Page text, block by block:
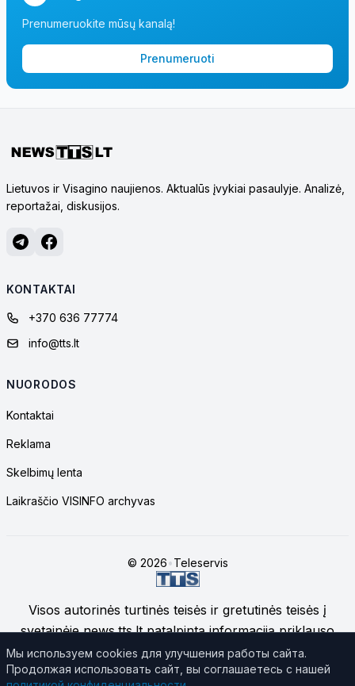
Prenumeruokite mūsų kanalą!
Prenumeruoti
Lietuvos ir Visagino naujienos. Aktualūs įvykiai pasaulyje. Analizė,
reportažai, diskusijos.
KONTAKTAI
+370 636 77774
info@tts.lt
NUORODOS
Kontaktai
Reklama
Skelbimų lenta
Laikraščio VISINFO archyvas
© 2026•Teleservis
Visos autorinės turtinės teisės ir gretutinės teisės į
svetainėje news.tts.lt patalpintą informaciją priklauso
UAB "Telekomunikacinių technologijų servisas", jei
nenurodyta kitaip.Daugiau apie svetainės medžiagos
Мы используем cookies для улучшения работы сайта.
Продолжая использовать сайт, вы соглашаетесь с нашей